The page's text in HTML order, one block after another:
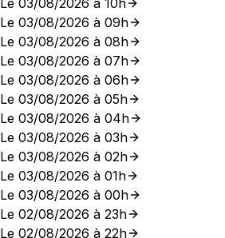
Le 03/08/2026 à 10h
Le 03/08/2026 à 09h
Le 03/08/2026 à 08h
Le 03/08/2026 à 07h
Le 03/08/2026 à 06h
Le 03/08/2026 à 05h
Le 03/08/2026 à 04h
Le 03/08/2026 à 03h
Le 03/08/2026 à 02h
Le 03/08/2026 à 01h
Le 03/08/2026 à 00h
Le 02/08/2026 à 23h
Le 02/08/2026 à 22h